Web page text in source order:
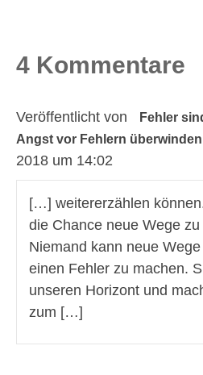
4 Kommentare
Veröffentlicht von
Fehler
Angst vor Fehlern überwinden
2018 um 14:02
[…] weitererzählen
die Chance neue Wege
Niemand kann neue
einen Fehler zu machen.
unseren Horizont und
zum […]